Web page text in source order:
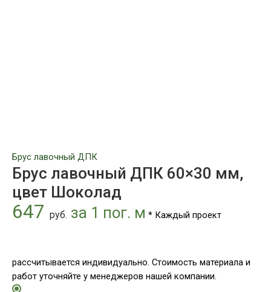
Брус лавочный ДПК
Брус лавочный ДПК 60×30 мм,
цвет Шоколад
647 руб. за 1 пог. м * Каждый проект
рассчитывается индивидуально. Стоимость материала и
работ уточняйте у менеджеров нашей компании.